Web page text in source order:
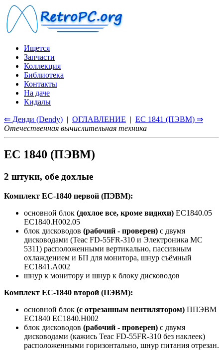
Ищется
Запчасти
Коллекция
Библиотека
Контакты
На даче
Кидалы
⇐ Денди (Dendy) | ОГЛАВЛЕНИЕ | ЕС 1841 (ПЭВМ) ⇒
Отечественная вычислительная техника
ЕС 1840 (ПЭВМ)
2 штуки, обе дохлые
Комплект ЕС-1840 первой (ПЭВМ):
основной блок (дохлое все, кроме видюхи) ЕС1840.05
ЕС1840.Н002.05
блок дисководов (рабочий - проверен) c двумя
дисководами (Teac FD-55FR-310 и Электроника МС
5311) расположенными вертикально, пассивным
охлаждением и БП для монитора, шнур съёмный
ЕС1841.А002
шнур к монитору и шнур к блоку дисководов
Комплект ЕС-1840 второй (ПЭВМ):
основной блок (с отрезанным вентилятором) ППЭВМ
ЕС1840 ЕС1840.Н002
блок дисководов (рабочий - проверен) c двумя
дисководами (кажись Teac FD-55FR-310 без наклеек)
расположенными горизонтально, шнур питания отрезан.